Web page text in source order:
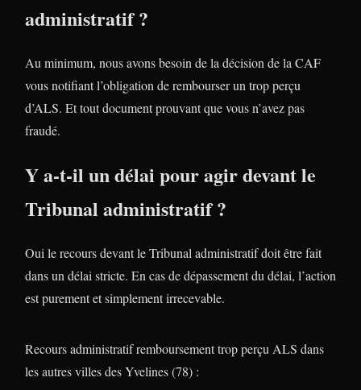
administratif ?
Au minimum, nous avons besoin de la décision de la CAF
vous notifiant l’obligation de rembourser un trop perçu
d’ALS. Et tout document prouvant que vous n’avez pas
fraudé.
Y a-t-il un délai pour agir devant le
Tribunal administratif ?
Oui le recours devant le Tribunal administratif doit être fait
dans un délai stricte. En cas de dépassement du délai, l’action
est purement et simplement irrecevable.
Recours administratif remboursement trop perçu ALS dans
les autres villes des Yvelines (78) :